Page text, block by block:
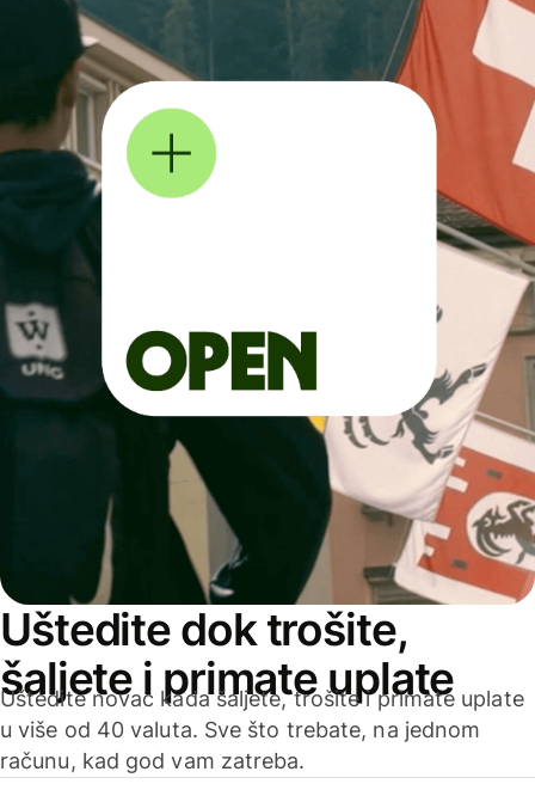
Uštedite dok trošite,
šaljete i primate uplate
Uštedite novac kada šaljete, trošite i primate uplate
u više od 40 valuta. Sve što trebate, na jednom
računu, kad god vam zatreba.